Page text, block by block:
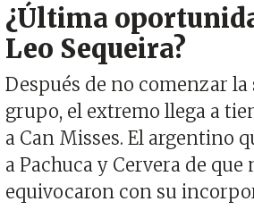
¿Última
Leo Sequeira?
Después de no comenzar la
grupo, el extremo llega a
a Can Misses. El argentino
a Pachuca y Cervera de que
equivocaron con su